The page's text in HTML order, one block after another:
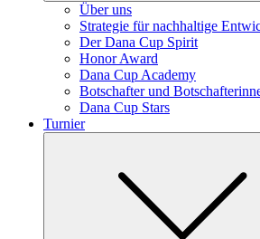
Über uns
Strategie für nachhaltige
Der Dana Cup Spirit
Honor Award
Dana Cup Academy
Botschafter und
Dana Cup Stars
Turnier